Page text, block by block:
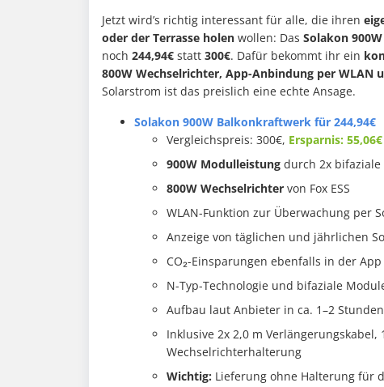
Jetzt wird’s richtig interessant für alle, die ihren
oder der Terrasse holen wollen: Das Solakon
noch 244,94€ statt 300€. Dafür bekommt ihr ein
800W Wechselrichter, App-Anbindung per WLAN
Solarstrom ist das preislich eine echte Ansage.
Solakon 900W Balkonkraftwerk für 244,94€
Vergleichspreis: 300€, Ersparnis: 55,06€
900W Modulleistung durch 2x bifaziale
800W Wechselrichter von Fox ESS
WLAN-Funktion zur Überwachung per
Anzeige von täglichen und jährlichen
CO₂-Einsparungen ebenfalls in der
N-Typ-Technologie und bifaziale
Aufbau laut Anbieter in ca. 1–2
Inklusive 2x 2,0 m Verlängerungskabel,
Wechselrichterhalterung
Wichtig: Lieferung ohne Halterung für